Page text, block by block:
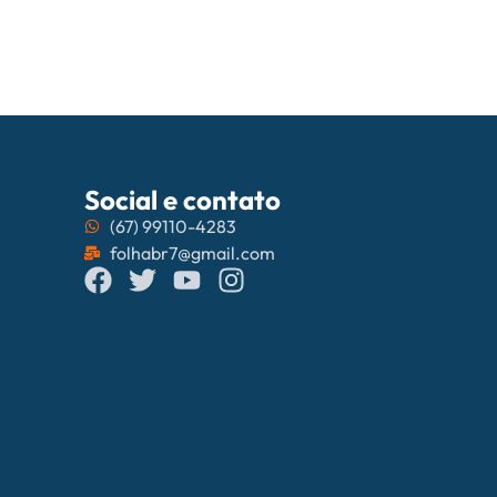
Social e contato
(67) 99110-4283
folhabr7@gmail.com